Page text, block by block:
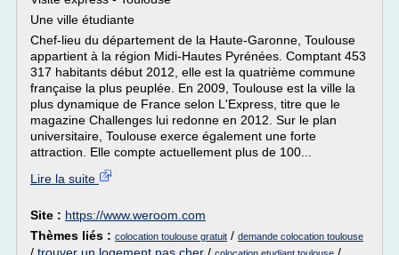
Une ville étudiante
Chef-lieu du département de la Haute-Garonne, Toulouse
appartient à la région Midi-Hautes Pyrénées. Comptant 453
317 habitants début 2012, elle est la quatrième commune
française la plus peuplée. En 2009, Toulouse est la ville la
plus dynamique de France selon L'Express, titre que le
magazine Challenges lui redonne en 2012. Sur le plan
universitaire, Toulouse exerce également une forte
attraction. Elle compte actuellement plus de 100...
Lire la suite
Site : https://www.weroom.com
Thèmes liés : colocation toulouse gratuit / demande colocation toulouse